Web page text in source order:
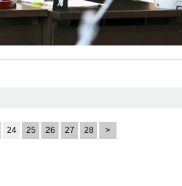
24 25 26 27 28 >